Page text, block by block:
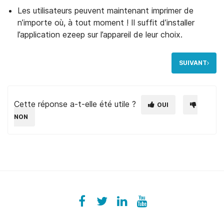
Les utilisateurs peuvent maintenant imprimer de
n’importe où, à tout moment ! Il suffit d’installer
l’application ezeep sur l’appareil de leur choix.
SUIVANT
Cette réponse a-t-elle été utile ?
OUI
NON
Facebook
ezeeplive
Twitter
ezeepLinkedIn
ezeepYouTube